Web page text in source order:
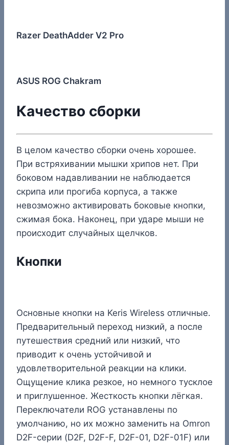
Razer DeathAdder V2 Pro
ASUS ROG Chakram
Качество сборки
В целом качество сборки очень хорошее.
При встряхивании мышки хрипов нет. При
боковом надавливании не наблюдается
скрипа или прогиба корпуса, а также
невозможно активировать боковые кнопки,
сжимая бока. Наконец, при ударе мыши не
происходит случайных щелчков.
Кнопки
Основные кнопки на Keris Wireless отличные.
Предварительный переход низкий, а после
путешествия средний или низкий, что
приводит к очень устойчивой и
удовлетворительной реакции на клики.
Ощущение клика резкое, но немного тусклое
и приглушенное. Жесткость кнопки лёгкая.
Переключатели ROG устанавлены по
умолчанию, но их можно заменить на Omron
D2F-серии (D2F, D2F-F, D2F-01, D2F-01F) или